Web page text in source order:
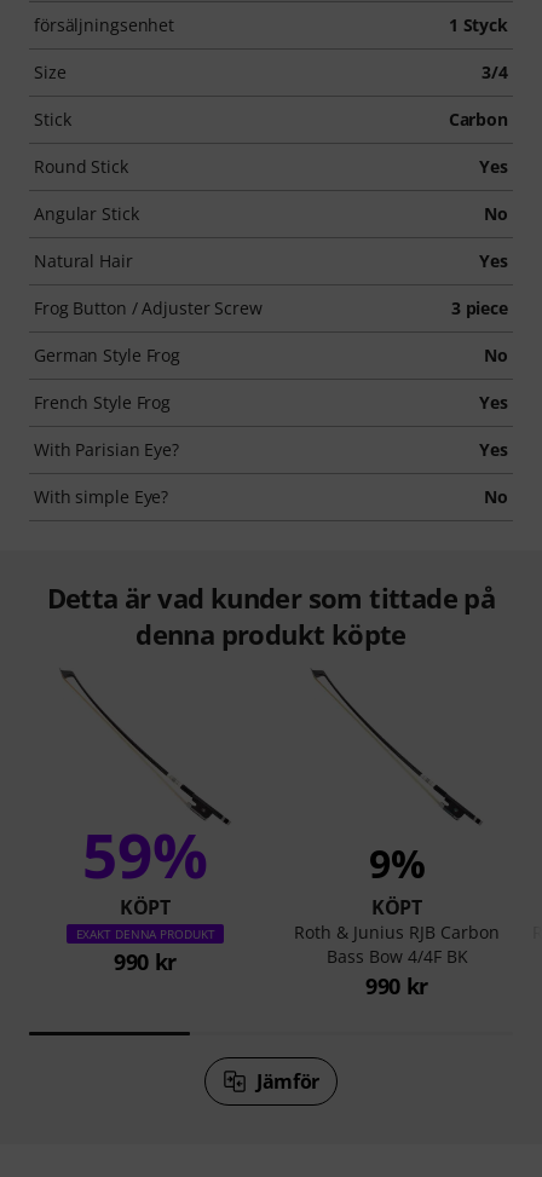
försäljningsenhet 1 Styck
Size 3/4
Stick Carbon
Round Stick Yes
Angular Stick No
Natural Hair Yes
Frog Button / Adjuster Screw 3 piece
German Style Frog No
French Style Frog Yes
With Parisian Eye? Yes
With simple Eye? No
Detta är vad kunder som tittade på
denna produkt köpte
59%
KÖPT
EXAKT DENNA PRODUKT
990 kr
9%
KÖPT
Roth & Junius RJB Carbon
Bass Bow 4/4F BK
990 kr
Jämför